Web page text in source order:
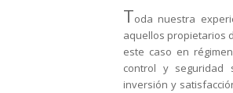
Toda nuestra
aquellos propietarios
este caso en
control y seguridad
inversión y